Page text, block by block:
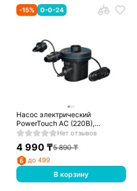
-15% 0-0-24
Насос электрический
PowerTouch AC (220В),
BESTWAY, 62252Нет отзывов
4 990 ₸5 890₸
до 499
В корзину